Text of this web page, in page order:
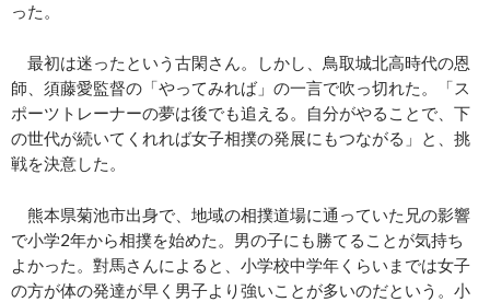
った。
最初は迷ったという古閑さん。しかし、鳥取城北高時代の恩
師、須藤愛監督の「やってみれば」の一言で吹っ切れた。「ス
ポーツトレーナーの夢は後でも追える。自分がやることで、下
の世代が続いてくれれば女子相撲の発展にもつながる」と、挑
戦を決意した。
熊本県菊池市出身で、地域の相撲道場に通っていた兄の影響
で小学2年から相撲を始めた。男の子にも勝てることが気持ち
よかった。對馬さんによると、小学校中学年くらいまでは女子
の方が体の発達が早く男子より強いことが多いのだという。小